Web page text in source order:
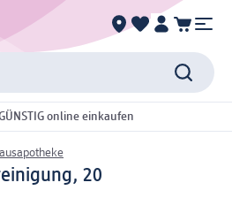
online einkaufen
20